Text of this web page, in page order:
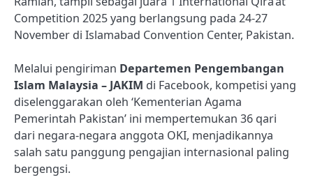
Competition 2025 yang berlangsung pada 24-27
November di Islamabad Convention Center, Pakistan.
Melalui pengiriman Departemen Pengembangan
Islam Malaysia – JAKIM di Facebook, kompetisi yang
diselenggarakan oleh ‘Kementerian Agama
Pemerintah Pakistan’ ini mempertemukan 36 qari
dari negara-negara anggota OKI, menjadikannya
salah satu panggung pengajian internasional paling
bergengsi.